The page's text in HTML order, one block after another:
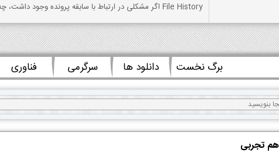
File History اگر مشکلی در ارتباط با سابقه پرونده وجود داشت، چه اتفاقی می افتد؟
برگ نخست دانلود ها سرگرمی فناوری
تجربی